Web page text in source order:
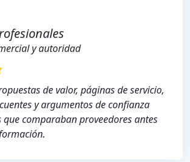
y autoridad
de valor, páginas de servicio,
y argumentos de confianza
comparaban proveedores antes